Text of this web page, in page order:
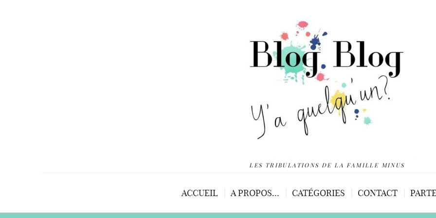
LES TRIBULATIONS DE LA FAMILLE MINUS
ACCUEIL A PROPOS… CATÉGORIES CONTACT